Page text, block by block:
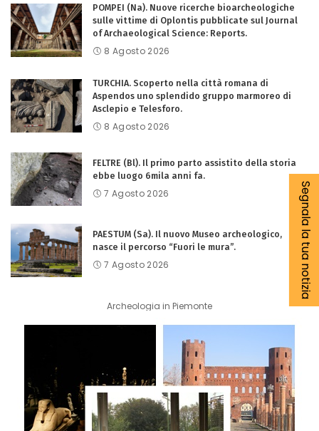
POMPEI (Na). Nuove ricerche bioarcheologiche
sulle vittime di Oplontis pubblicate sul Journal
of Archaeological Science: Reports.
8 Agosto 2026
TURCHIA. Scoperto nella città romana di
Aspendos uno splendido gruppo marmoreo di
Asclepio e Telesforo.
8 Agosto 2026
FELTRE (Bl). Il primo parto assistito della storia
ebbe luogo 6mila anni fa.
7 Agosto 2026
PAESTUM (Sa). Il nuovo Museo archeologico,
nasce il percorso “Fuori le mura”.
7 Agosto 2026
Archeologia in Piemonte
Segnala la tua notizia